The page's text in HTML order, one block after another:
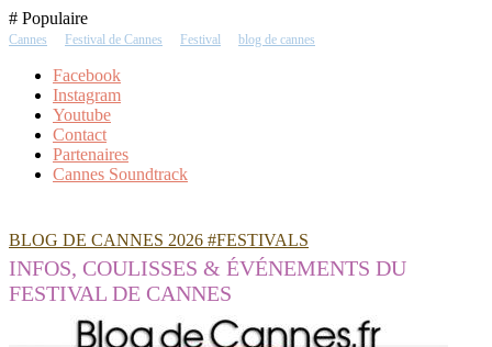
Skip
To
# Populaire
Cannes Festival de Cannes Festival blog de cannes
Facebook
Instagram
Youtube
Contact
Partenaires
Cannes Soundtrack
BLOG DE CANNES 2026 #FESTIVALS
INFOS, COULISSES & ÉVÉNEMENTS DU
FESTIVAL DE CANNES